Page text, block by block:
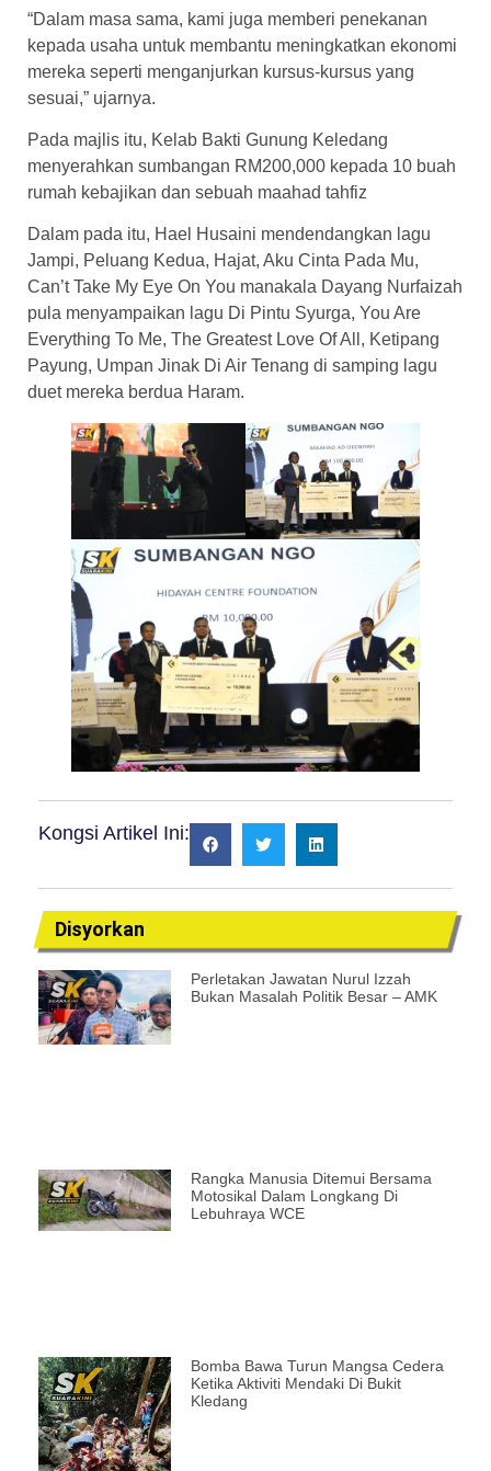
“Dalam masa sama, kami juga memberi penekanan
kepada usaha untuk membantu meningkatkan ekonomi
mereka seperti menganjurkan kursus-kursus yang
sesuai,” ujarnya.
Pada majlis itu, Kelab Bakti Gunung Keledang
menyerahkan sumbangan RM200,000 kepada 10 buah
rumah kebajikan dan sebuah maahad tahfiz
Dalam pada itu, Hael Husaini mendendangkan lagu
Jampi, Peluang Kedua, Hajat, Aku Cinta Pada Mu,
Can’t Take My Eye On You manakala Dayang Nurfaizah
pula menyampaikan lagu Di Pintu Syurga, You Are
Everything To Me, The Greatest Love Of All, Ketipang
Payung, Umpan Jinak Di Air Tenang di samping lagu
duet mereka berdua Haram.
Kongsi Artikel Ini:
Disyorkan
Perletakan Jawatan Nurul Izzah
Bukan Masalah Politik Besar – AMK
Rangka Manusia Ditemui Bersama
Motosikal Dalam Longkang Di
Lebuhraya WCE
Bomba Bawa Turun Mangsa Cedera
Ketika Aktiviti Mendaki Di Bukit
Kledang